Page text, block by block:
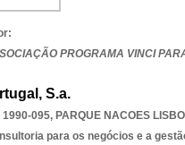
PROGRAMA VINCI
S.a.
1990-095, PARQUE NACOES
para os negócios e a